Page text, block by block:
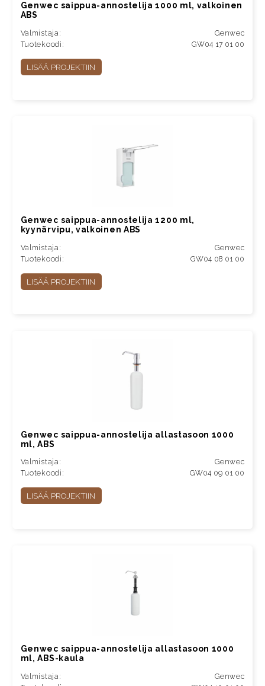
Genwec saippua-annostelija 1000 ml, valkoinen
ABS
Valmistaja:
Genwec
Tuotekoodi:
GW04 17 01 00
LISÄÄ PROJEKTIIN
Genwec saippua-annostelija 1200 ml,
kyynärvipu, valkoinen ABS
Valmistaja:
Genwec
Tuotekoodi:
GW04 08 01 00
LISÄÄ PROJEKTIIN
Genwec saippua-annostelija allastasoon 1000
ml, ABS
Valmistaja:
Genwec
Tuotekoodi:
GW04 09 01 00
LISÄÄ PROJEKTIIN
Genwec saippua-annostelija allastasoon 1000
ml, ABS-kaula
Valmistaja:
Genwec